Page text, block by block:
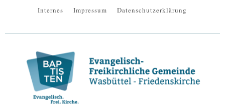
Internes Impressum Datenschutzerklärung